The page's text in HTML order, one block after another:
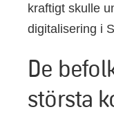
kraftigt skulle
digitalisering i
De
största